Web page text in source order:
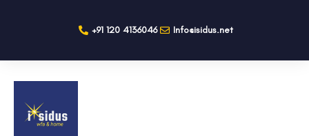
+91 120 4136046 Info@isidus.net